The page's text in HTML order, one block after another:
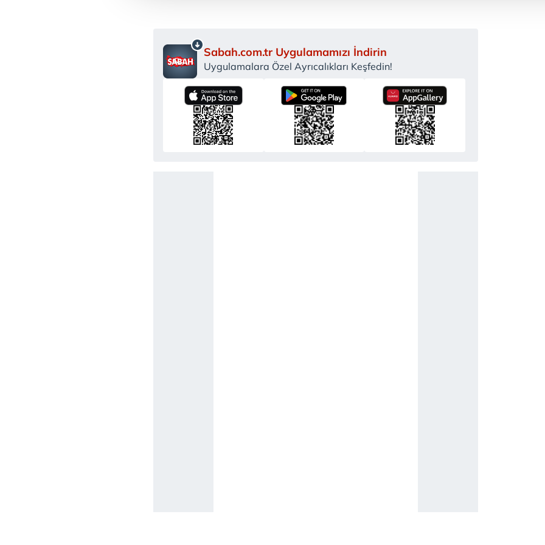
Çerezlere ilişkin tercihlerinizi aşağıda yer alan panel vasıtasıyla belirleyebilirsiniz. Çerezlere
butonuna tıklayabilir,Çerez Bilgilendirme Metnimiziziyaret edebilirsiniz.
6698 sayılı Kişisel Verilerin Korunması Kanunu uyarınca hazırlanmış Aydınlatma Metnimizi
mevzuata uygun olarak kullanılan çerezlerle ilgili bilgi almak için lütfen
Sabah.com.tr Uygulamamızı İndirin
Uygulamalara Özel Ayrıcalıkları Keşfedin!